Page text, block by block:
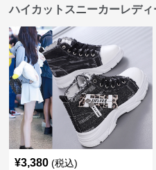
ハイカットスニーカーレデ
¥3,380 (税込)